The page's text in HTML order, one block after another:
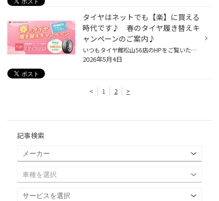
タイヤはネットでも【楽】に買える
時代です♪ 春のタイヤ履き替えキ
ャンペーンのご案内♪
いつもタイヤ館松山56店のHPをご覧いただき誠に有難う御座います！(^_-)-☆ 本日はネット限定キャンペーン【春のタイヤ履き替えキャンペーン】のご案内です！ ブリヂストンのオンラインストア限定のキャンペーンで 期間は3/16(月)～5/18(月)まで 下記のリンクからブリヂストンのオンラインストアに入...
2026年5月4日
< 1 2 >
記事検索